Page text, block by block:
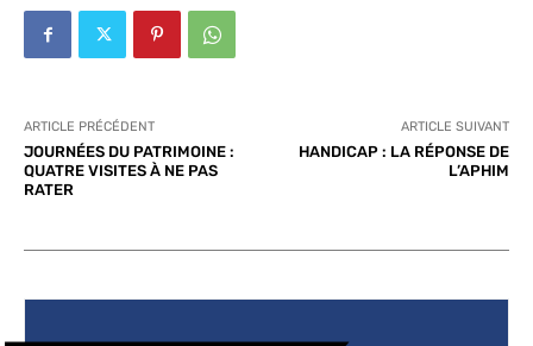
ARTICLE PRÉCÉDENT
JOURNÉES DU PATRIMOINE :
QUATRE VISITES À NE PAS
RATER
ARTICLE SUIVANT
HANDICAP : LA RÉPONSE DE
L’APHIM